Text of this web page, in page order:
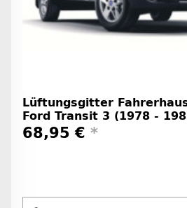
Lüftungsgitter
Ford Transit 3 (1978 -
68,95 € *